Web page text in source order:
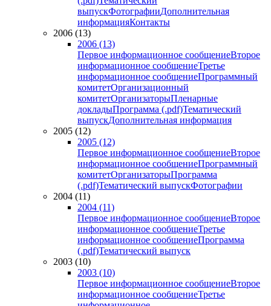
выпускФотографииДополнительная
информацияКонтакты
2006 (13)
2006 (13)
Первое информационное сообщениеВторое
информационное сообщениеТретье
информационное сообщениеПрограммный
комитетОрганизационный
комитетОрганизаторыПленарные
докладыПрограмма (.pdf)Тематический
выпускДополнительная информация
2005 (12)
2005 (12)
Первое информационное сообщениеВторое
информационное сообщениеПрограммный
комитетОрганизаторыПрограмма
(.pdf)Тематический выпускФотографии
2004 (11)
2004 (11)
Первое информационное сообщениеВторое
информационное сообщениеТретье
информационное сообщениеПрограмма
(.pdf)Тематический выпуск
2003 (10)
2003 (10)
Первое информационное сообщениеВторое
информационное сообщениеТретье